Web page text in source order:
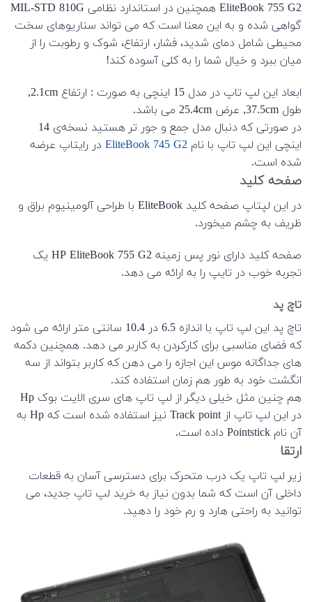
EliteBook 755 G2 همچنین در استاندارد نظامی MIL-STD 810G
گواهی شده و به این معنا است که می تواند سناریوهای سخت
محیطی شامل دمای شدید، فشار، ارتفاع، شوک و رطوبت را از
میان ببرد و خیال شما را به کلی آسوده کند!
ابعاد این لپ تاپ در مدل 15 اینچی به صورت : ارتفاع 2.1cm,
طول 37.5cm, عرض 25.4cm می باشد.
در صورتی که دنبال مدل جمع و جور تر هستید نسخه‌ی 14
اینچی این لپ تاپ با نام EliteBook 745 G2 در رایتاپ عرضه
شده است.
صفحه کلید
در این لپتاپ صفحه کلید EliteBook با طراحی آلومینیوم براق و
ظریف به چشم میخورد.
صفحه کلید دارای نور پس زمینه HP EliteBook 755 G2 یک
تجربه خوب در تایپ را به ارائه می دهد.
تاچ پد
تاچ پد این لپ تاپ با اندازه 6.5 در 10.4 سانتی متر ارائه می شود
که فضای مناسبی برای کارکردن به کاربر می دهد. همچنین دکمه
های جداگانه موس این اجازه را می دهن که کاربر بتواند از سه
انگشت خود به طور هم زمان استفاده کند.
هم چنین مثل خیلی دیگر از لپ تاپ های سری الایت بوک Hp
در این لپ تاپ از Track point نیز استفاده شده است که Hp به
آن نام Pointstick داده است.
ارتقا
زیر لپ تاپ یک درب متحرک برای دسترسی آسان به قطعات
داخلی آن است که شما بدون نیاز به خرید لپ تاپ جدید، می
توانید به راحتی هارد و رم خود را دهید.